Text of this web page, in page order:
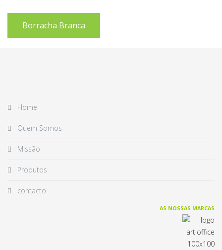
Borracha Branca
Home
Quem Somos
Missão
Produtos
contacto
AS NOSSAS MARCAS